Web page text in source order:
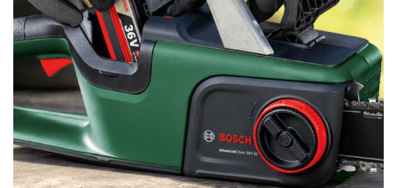
MCH
Michelin
Mille
Minox
Mockmill
More than chef
MOSA